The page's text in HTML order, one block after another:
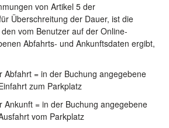
von Artikel 5 der
Überschreitung der Dauer, ist die
vom Benutzer auf der Online-
Abfahrts- und Ankunftsdaten ergibt,
Abfahrt = in der Buchung angegebene
zum Parkplatz
Ankunft = in der Buchung angegebene
vom Parkplatz